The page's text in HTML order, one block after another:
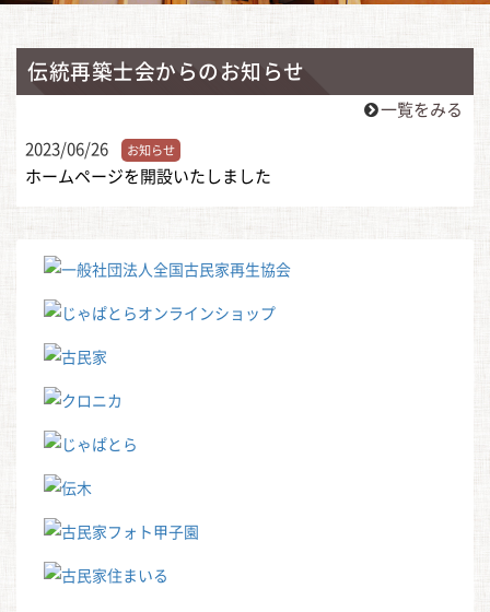
伝統再築士会からのお知らせ
一覧をみる
2023/06/26
お知らせ
ホームページを開設いたしました